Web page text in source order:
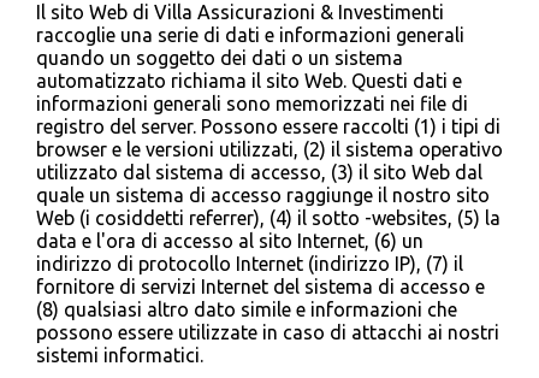
Il sito Web di Villa Assicurazioni & Investimenti
raccoglie una serie di dati e informazioni generali
quando un soggetto dei dati o un sistema
automatizzato richiama il sito Web. Questi dati e
informazioni generali sono memorizzati nei file di
registro del server. Possono essere raccolti (1) i tipi di
browser e le versioni utilizzati, (2) il sistema operativo
utilizzato dal sistema di accesso, (3) il sito Web dal
quale un sistema di accesso raggiunge il nostro sito
Web (i cosiddetti referrer), (4) il sotto -websites, (5) la
data e l'ora di accesso al sito Internet, (6) un
indirizzo di protocollo Internet (indirizzo IP), (7) il
fornitore di servizi Internet del sistema di accesso e
(8) qualsiasi altro dato simile e informazioni che
possono essere utilizzate in caso di attacchi ai nostri
sistemi informatici.